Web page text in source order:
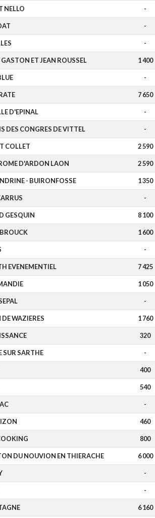
NELLO -
-
-
ET JEAN ROUSSEL 1 400
-
7 650
D'EPINAL -
DES CONGRES DE VITTEL -
COLLET 2 590
D'ARDON LAON 2 590
- BUIRONFOSSE 1 350
-
GESQUIN 8 100
1 600
-
EVENEMENTIEL 7 425
1 050
-
WAZIERES 1 760
320
SUR SARTHE -
400
540
-
460
800
DU NOUVION EN THIERACHE 6 000
-
-
6 160